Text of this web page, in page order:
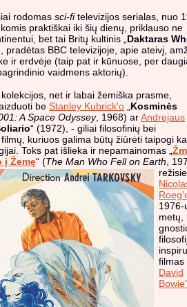
rodomas sci-fitelevizijos serialas, nuo
praktiškai iki šių dienų, priklauso ne
bet tai Britų kultinis „ Daktaras
pradėtas BBC televizijoje, apie ateivį,
ir erdvėje (taip pat ir kūnuose, per
vaidmens aktorių).
net ir labai žemiška prasme,
be Stanley Kubrick'o „Kosminės
A Space Odyssey, 1968) arAndrejaus
“ (1972), - giliai filosofinių bei
kuriuos galima būtų žiūrėti taipogi
Toks pat išlieka ir nepamainomas „
į Žemę“ (The Man Who Fell on Earth,
1976-
metų,
filmas
David